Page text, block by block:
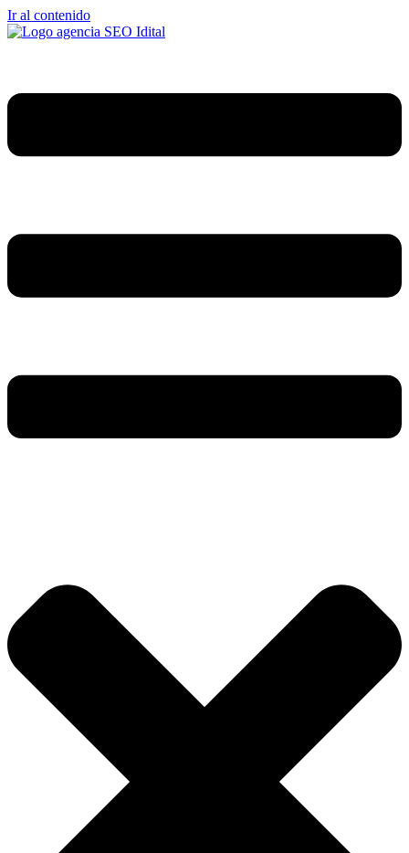
Ir al contenido